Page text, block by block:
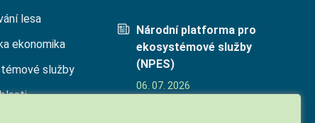
lesa
ekonomika
služby
Národní platforma pro
ekosystémové služby
(NPES)
06. 07. 2026